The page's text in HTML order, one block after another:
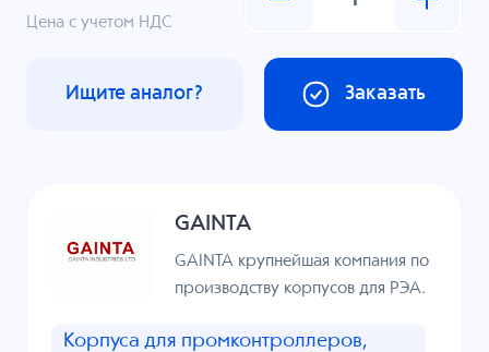
Цена с учетом НДС
Заказать
Ищите аналог?
GAINTA
GAINTA крупнейшая компания по
производству корпусов для РЭА.
Корпуса для промконтроллеров,